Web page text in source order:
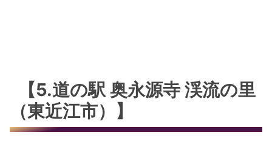
【5.道の駅 奥永源寺 渓流の里
（東近江市）】